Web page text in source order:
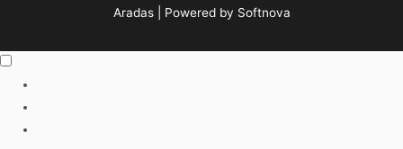
Aradas | Powered by Softnova